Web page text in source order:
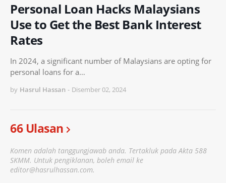
Personal Loan Hacks Malaysians
Use to Get the Best Bank Interest
Rates
In 2024, a significant number of Malaysians are opting for
personal loans for a…
by Hasrul Hassan - Disember 02, 2024
66 Ulasan
Komen adalah tanggungjawab anda. Tertakluk pada Akta 588
SKMM. Untuk pengiklanan, boleh email ke
editor@hasrulhassan.com.